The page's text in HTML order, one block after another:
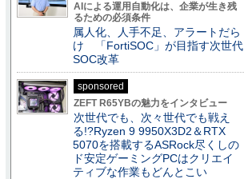
AIによる運用自動化は、企業が生き残
るための必須条件
属人化、人手不足、アラートだら
け 「FortiSOC」が目指す次世代
SOC改革
sponsored
ZEFT R65YBの魅力をインタビュー
次世代でも、次々世代でも戦え
る!?Ryzen 9 9950X3D2＆RTX
5070を搭載するASRock尽くしの
ド安定ゲーミングPCはクリエイ
ティブな作業もどんとこい